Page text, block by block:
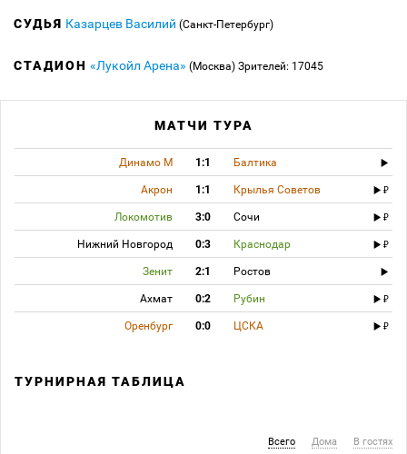
СУДЬЯ Казарцев Василий (Санкт-Петербург)
СТАДИОН «Лукойл Арена» (Москва) Зрителей: 17045
МАТЧИ ТУРА
Динамо М 1:1 Балтика
Акрон 1:1 Крылья Советов
Локомотив 3:0 Сочи
Нижний Новгород 0:3 Краснодар
Зенит 2:1 Ростов
Ахмат 0:2 Рубин
Оренбург 0:0 ЦСКА
ТУРНИРНАЯ ТАБЛИЦА
Всего Дома В гостях